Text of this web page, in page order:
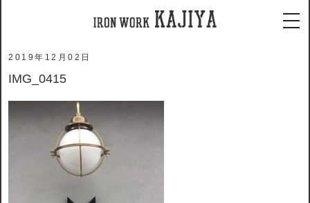
2019年12月02日
IMG_0415